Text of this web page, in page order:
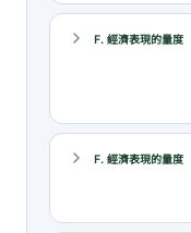
F. 經濟表現的量度
F. 經濟表現的量度